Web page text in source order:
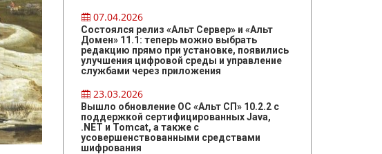
07.04.2026
Состоялся релиз «Альт Сервер» и «Альт
Домен» 11.1: теперь можно выбрать
редакцию прямо при установке, появились
улучшения цифровой среды и управление
службами через приложения
23.03.2026
Вышло обновление ОС «Альт СП» 10.2.2 с
поддержкой сертифицированных Java,
.NET и Tomcat, а также с
усовершенствованными средствами
шифрования